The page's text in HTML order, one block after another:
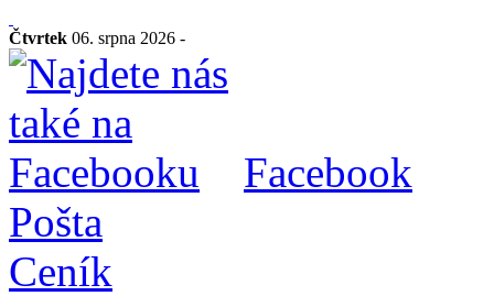
Čtvrtek 06. srpna 2026 -
Facebook
Pošta
Ceník